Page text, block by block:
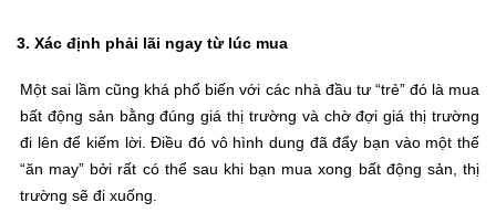
3. Xác định phải lãi ngay từ lúc mua
Một sai lầm cũng khá phổ biến với các nhà đầu tư “trẻ” đó là mua
bất động sản bằng đúng giá thị trường và chờ đợi giá thị trường
đi lên để kiếm lời. Điều đó vô hình dung đã đẩy bạn vào một thế
“ăn may” bởi rất có thể sau khi bạn mua xong bất động sản, thị
trường sẽ đi xuống.